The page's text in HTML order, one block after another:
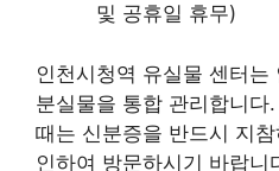
및 공휴일 휴무)
인천시청역 유실물 센터는
분실물을 통합 관리합니다
때는 신분증을 반드시 지
인하여 방문하시기 바랍니